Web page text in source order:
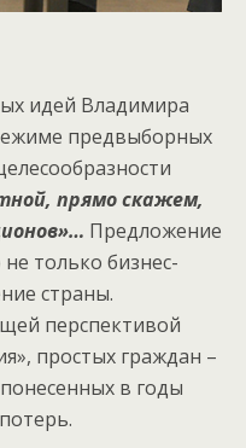
идей Владимира
предвыборных
прямо скажем,
Предложение
только бизнес-
страны.
перспективой
простых граждан –
в годы